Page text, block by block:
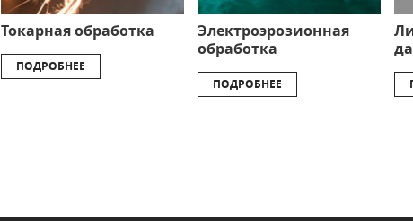
Токарная обработка
ПОДРОБНЕЕ
Электроэрозионная
обработка
ПОДРОБНЕЕ